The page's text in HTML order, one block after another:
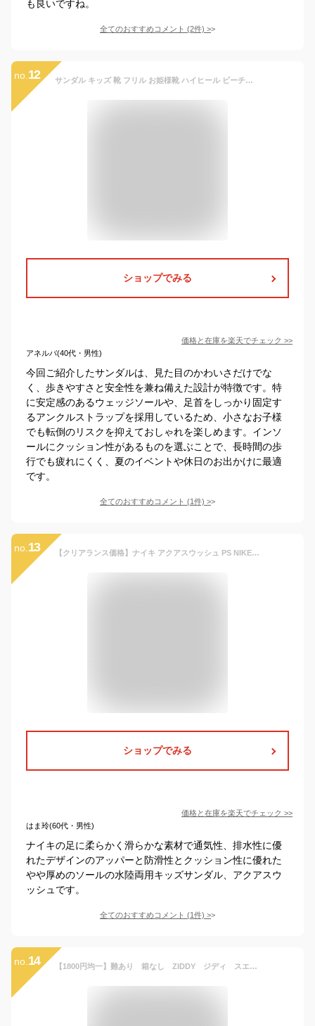
も良いですね。
全てのおすすめコメント (2件) >
no. 12 サンダル キッズ 靴 フリル お姫様靴 ハイヒール ビーチサンダル フォーマル ジュニア 夏物 女の子 子ども キッズシューズ 子供靴 海 姫
ショップでみる
価格と在庫を楽天でチェック >>
アネルバ(40代・男性)
今回ご紹介したサンダルは、見た目のかわいさだけでな
く、歩きやすさと安全性を兼ね備えた設計が特徴です。特
に安定感のあるウェッジソールや、足首をしっかり固定す
るアンクルストラップを採用しているため、小さなお子様
でも転倒のリスクを抑えておしゃれを楽しめます。インソ
ールにクッション性があるものを選ぶことで、長時間の歩
行でも疲れにくく、夏のイベントや休日のお出かけに最適
です。
全てのおすすめコメント (1件) >
no. 13 【クリアランス価格】ナイキ アクアスウッシュ PS NIKE ネイビー キッズ ヒールストラップ ユニセックス 通気性 フィット感 排水穴 快適 軽量 伸縮 柔らか 水辺 水遊び プール 川遊び 海水浴 FA25
ショップでみる
価格と在庫を楽天でチェック >>
はま玲(60代・男性)
ナイキの足に柔らかく滑らかな素材で通気性、排水性に優
れたデザインのアッパーと防滑性とクッション性に優れた
やや厚めのソールの水陸両用キッズサンダル、アクアスウ
ッシュです。
全てのおすすめコメント (1件) >
no. 14 【1800円均一】難あり 箱なし ZIDDY ジディ スエードヒールサンダル：1240-92514